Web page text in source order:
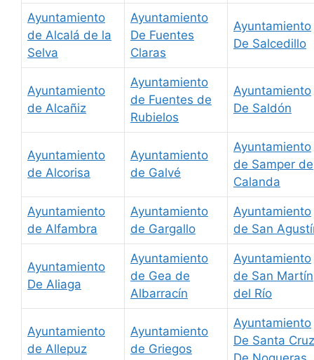
Ayuntamiento
de Alcalá de la
Selva
Ayuntamiento
De Fuentes
Claras
Ayuntamiento
De Salcedillo
Ayuntamiento
de Alcañiz
Ayuntamiento
de Fuentes de
Rubielos
Ayuntamiento
De Saldón
Ayuntamiento
de Alcorisa
Ayuntamiento
de Galvé
Ayuntamiento
de Samper de
Calanda
Ayuntamiento
de Alfambra
Ayuntamiento
de Gargallo
Ayuntamiento
de San
Ayuntamiento
De Aliaga
Ayuntamiento
de Gea de
Albarracín
Ayuntamiento
de San Martín
del Río
Ayuntamiento
de Allepuz
Ayuntamiento
de Griegos
Ayuntamiento
De Santa Cruz